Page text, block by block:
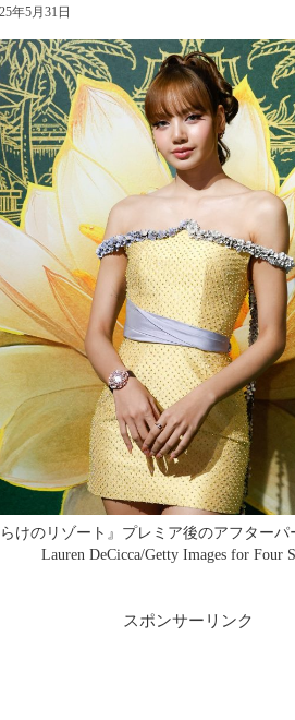
年5月31日
けのリゾート』プレミア後のアフター
Lauren DeCicca/Getty Images for Four
スポンサーリンク